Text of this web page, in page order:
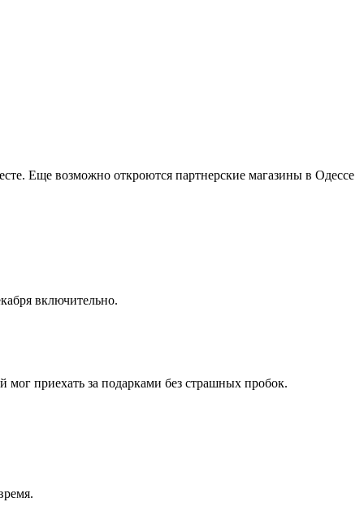
Еще возможно откроются партнерские магазины в Одессе
включительно.
мог приехать за подарками без страшных пробок.